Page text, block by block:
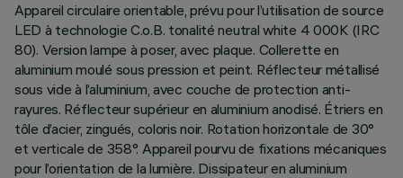
Appareil circulaire orientable, prévu pour l’utilisation de source
LED à technologie C.o.B. tonalité neutral white 4 000K (IRC
80). Version lampe à poser, avec plaque. Collerette en
aluminium moulé sous pression et peint. Réflecteur métallisé
sous vide à l’aluminium, avec couche de protection anti-
rayures. Réflecteur supérieur en aluminium anodisé. Étriers en
tôle d’acier, zingués, coloris noir. Rotation horizontale de 30°
et verticale de 358°. Appareil pourvu de fixations mécaniques
pour l’orientation de la lumière. Dissipateur en aluminium